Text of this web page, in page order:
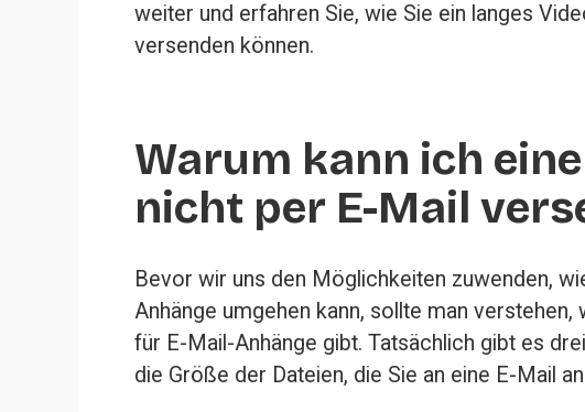
weiter und erfahren Sie, wie Sie ein langes
versenden können.
Warum kann ich
nicht per E-Mail
Bevor wir uns den Möglichkeiten zuwenden,
Anhänge umgehen kann, sollte man
für E-Mail-Anhänge gibt. Tatsächlich gibt es
die Größe der Dateien, die Sie an eine E-Mail